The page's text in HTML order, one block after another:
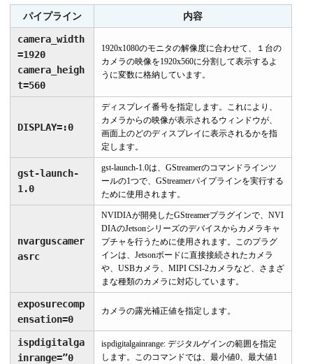
パイプライン 内容
camera_width
=1920
camera_heigh
t=560
1920x1080のモニタの解像度に合わせて、１台の
カメラの映像を1920x560に分割して表示するよ
うに変数に格納しています。
DISPLAY=:0
ディスプレイ番号を指定します。これにより、
カメラからの映像が表示されるウィンドウが、
画面上のどのディスプレイに表示されるかを指
定します。
gst-launch-
1.0
gst-launch-1.0は、GStreamerのコマンドラインツ
ールの1つで、GStreamerパイプラインを実行する
ために使用されます。
nvarguscamer
asrc
NVIDIAが開発したGStreamerプラグインで、NVI
DIAのJetsonシリーズのデバイスからカメラキャ
プチャを行うために使用されます。このプラグ
インは、Jetsonボードに直接接続されたカメラ
や、USBカメラ、MIPI CSI-2カメラなど、さまざ
まな種類のカメラに対応しています。
exposurecomp
ensation=0
カメラの露光補正値を指定します。
ispdigitalga
inrange=”0
ispdigitalgainrange: デジタルゲインの範囲を指定
します。このコマンドでは、最小値0、最大値1